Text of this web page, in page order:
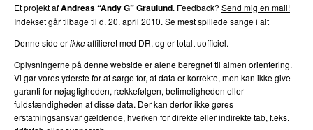
Et projekt afAndreas “Andy G” Graulund. Feedback? Send mig en mail!
Indekset går tilbage til d. 20. april 2010. Se mest spillede sange i alt
Denne side erikkeaffilieret med DR, og er totalt uofficiel.
Oplysningerne på denne webside er alene beregnet til almen orientering.
Vi gør vores yderste for at sørge for, at data er korrekte, men kan ikke give
garanti for nøjagtigheden, rækkefølgen, betimeligheden eller
fuldstændigheden af disse data. Der kan derfor ikke gøres
erstatningsansvar gældende, hverken for direkte eller indirekte tab, f.eks.